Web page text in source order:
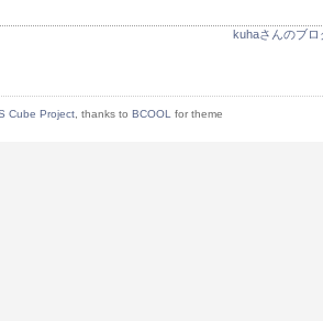
kuhaさんのブロ
Cube Project, thanks to BCOOL for theme